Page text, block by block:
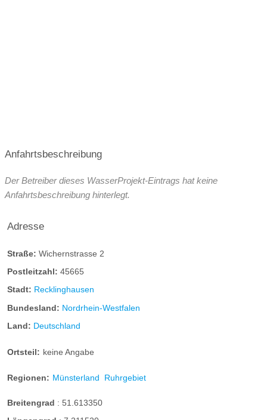
Anfahrtsbeschreibung
Der Betreiber dieses WasserProjekt-Eintrags hat keine
Anfahrtsbeschreibung hinterlegt.
Adresse
Straße: Wichernstrasse 2
Postleitzahl: 45665
Stadt: Recklinghausen
Bundesland: Nordrhein-Westfalen
Land: Deutschland
Ortsteil: keine Angabe
Regionen: Münsterland Ruhrgebiet
Breitengrad : 51.613350